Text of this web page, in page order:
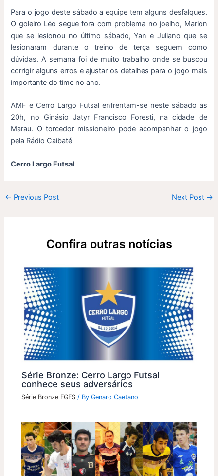
Para o jogo deste sábado a equipe tem alguns desfalques.
O goleiro Léo segue fora com problema no joelho, Marlon
que se lesionou no último sábado, Yan e Juliano que se
lesionaram durante o treino de terça seguem como
dúvidas. A semana foi de muito trabalho onde se buscou
corrigir alguns erros e ajustar os detalhes para o jogo mais
importante do time no ano.
AMF e Cerro Largo Futsal enfrentam-se neste sábado as
20h, no Ginásio Jatyr Francisco Foresti, na cidade de
Marau. O torcedor missioneiro pode acompanhar o jogo
pela Rádio Caibaté.
Cerro Largo Futsal
← Previous Post Next Post →
Confira outras notícias
Série Bronze: Cerro Largo Futsal
conhece seus adversários
Série Bronze FGFS / ByGenaro Caetano